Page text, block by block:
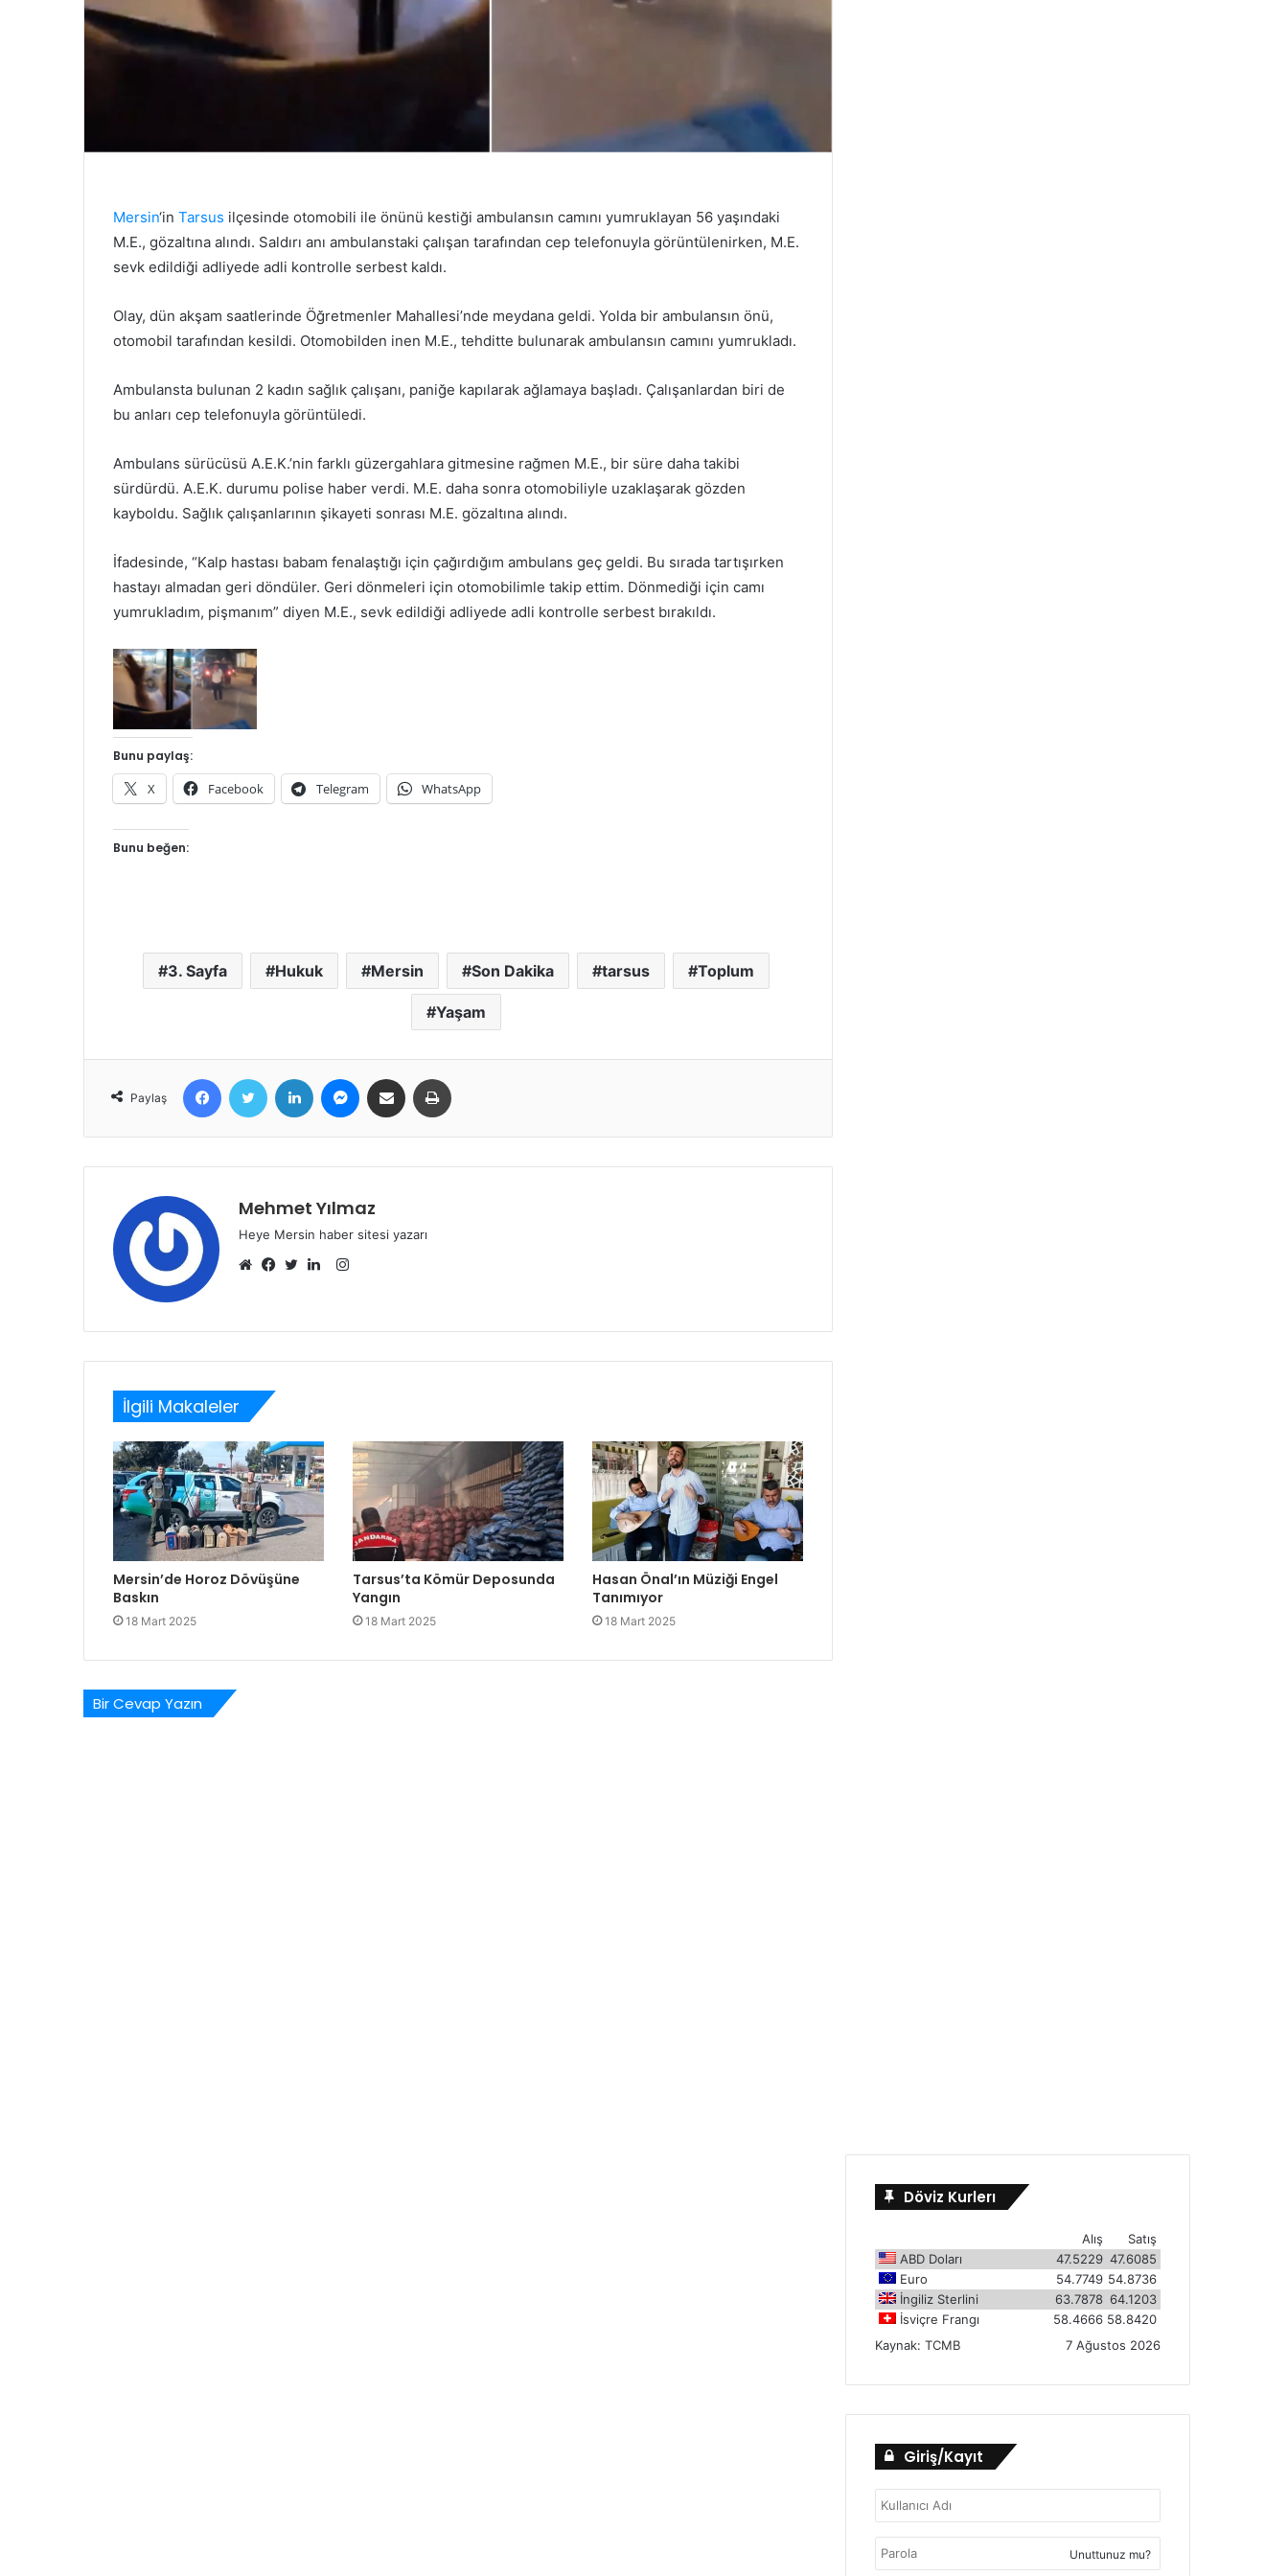
Mersin‘in Tarsus ilçesinde otomobili ile önünü kestiği ambulansın camını yumruklayan 56 yaşındaki
M.E., gözaltına alındı. Saldırı anı ambulanstaki çalışan tarafından cep telefonuyla görüntülenirken, M.E.
sevk edildiği adliyede adli kontrolle serbest kaldı.
Olay, dün akşam saatlerinde Öğretmenler Mahallesi’nde meydana geldi. Yolda bir ambulansın önü,
otomobil tarafından kesildi. Otomobilden inen M.E., tehditte bulunarak ambulansın camını yumrukladı.
Ambulansta bulunan 2 kadın sağlık çalışanı, paniğe kapılarak ağlamaya başladı. Çalışanlardan biri de
bu anları cep telefonuyla görüntüledi.
Ambulans sürücüsü A.E.K.’nin farklı güzergahlara gitmesine rağmen M.E., bir süre daha takibi
sürdürdü. A.E.K. durumu polise haber verdi. M.E. daha sonra otomobiliyle uzaklaşarak gözden
kayboldu. Sağlık çalışanlarının şikayeti sonrası M.E. gözaltına alındı.
İfadesinde, “Kalp hastası babam fenalaştığı için çağırdığım ambulans geç geldi. Bu sırada tartışırken
hastayı almadan geri döndüler. Geri dönmeleri için otomobilimle takip ettim. Dönmediği için camı
yumrukladım, pişmanım” diyen M.E., sevk edildiği adliyede adli kontrolle serbest bırakıldı.
Bunu paylaş:
X Facebook Telegram WhatsApp
Bunu beğen:
3. Sayfa Hukuk Mersin Son Dakika tarsus Toplum
Yaşam
Paylaş
FacebookTwitter LinkedIn MessengerE-Posta ile paylaş
Mehmet Yılmaz
Heye Mersin haber sitesi yazarı
Instagram
İlgili Makaleler
Mersin’de Horoz Dövüşüne
Baskın
18 Mart 2025
Tarsus’ta Kömür Deposunda
Yangın
18 Mart 2025
Hasan Önal’ın Müziği Engel
Tanımıyor
18 Mart 2025
Bir Cevap Yazın
Döviz Kurlerı
Satış
Alış
ABD Doları
47.6085
47.5229
Euro
54.8736
54.7749
İngiliz Sterlini
64.1203
63.7878
İsviçre Frangı
58.8420
58.4666
Kaynak:TCMB 7 Ağustos 2026
Giriş/Kayıt
Unuttunuz mu?